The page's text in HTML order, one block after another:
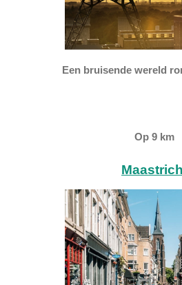
Een bruisende wereld
Op 9 km